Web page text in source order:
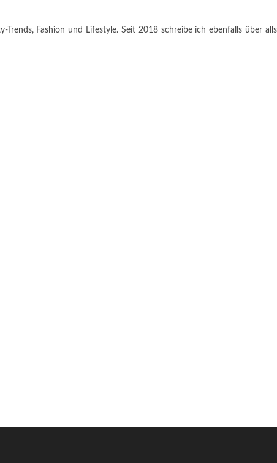
Fashion und Lifestyle. Seit 2018 schreibe ich ebenfalls über alls